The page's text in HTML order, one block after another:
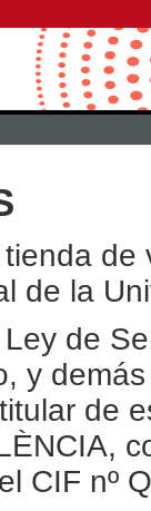
de la
de
y
de
CIF nº